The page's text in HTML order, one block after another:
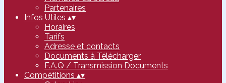
Partenaires
Infos Utiles ▴▾
Horaires
Tarifs
Adresse et contacts
Documents à Télécharger
F.A.Q / Transmission Documents
Compétitions ▴▾